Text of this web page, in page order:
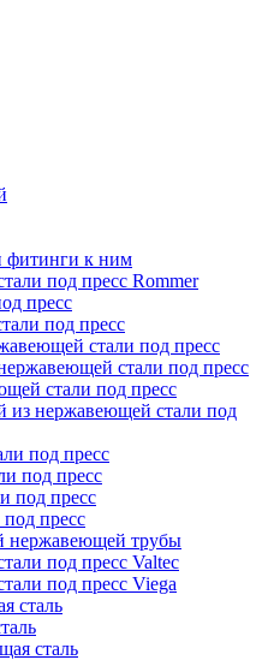
фитинги к ним
под пресс Rommer
пресс
под пресс
стали под пресс
стали под пресс
стали под пресс
из нержавеющей стали под
под пресс
под пресс
под пресс
пресс
нержавеющей трубы
под пресс Valtec
под пресс Viega
сталь
сталь